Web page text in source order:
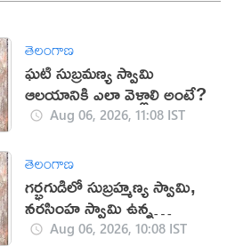
తెలంగాణ
ఘటి సుబ్రమణ్య స్వామి
ఆలయానికి ఎలా వెళ్లాలి అంటే?
Aug 06, 2026, 11:08 IST
తెలంగాణ
గర్భగుడిలో సుబ్రహ్మణ్య స్వామి,
నరసింహ స్వామి ఉన్న
దేవాలయం ఇదే
Aug 06, 2026, 10:08 IST